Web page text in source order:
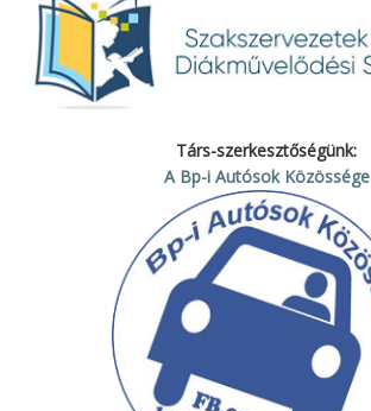
Társ-szerkesztőségünk:
A Bp-i Autósok Közössége